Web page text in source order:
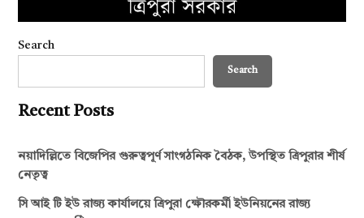
Search
Search
Recent Posts
নয়াদিল্লিতে বিজেপির গুরুত্বপূর্ণ সাংগঠনিক বৈঠক, উপস্থিত ত্রিপুরার শীর্ষ
নেতৃত্ব
সি আই টি ইউ রাজ্য কার্যালয়ে ত্রিপুরা ক্ষৌরকর্মী ইউনিয়নের রাজ্য